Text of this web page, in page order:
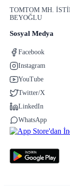
TOMTOM MH.
BEYOĞLU
Sosyal Medya
Facebook
Instagram
YouTube
Twitter/X
LinkedIn
WhatsApp